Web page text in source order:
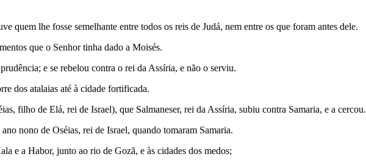
quem lhe fosse semelhante entre todos os reis de Judá, nem entre os que foram antes dele.
que o Senhor tinha dado a Moisés.
e se rebelou contra o rei da Assíria, e não o serviu.
dos atalaias até à cidade fortificada.
filho de Elá, rei de Israel), que Salmaneser, rei da Assíria, subiu contra Samaria, e a cercou.
nono de Oséias, rei de Israel, quando tomaram Samaria.
e a Habor, junto ao rio de Gozã, e às cidades dos medos;